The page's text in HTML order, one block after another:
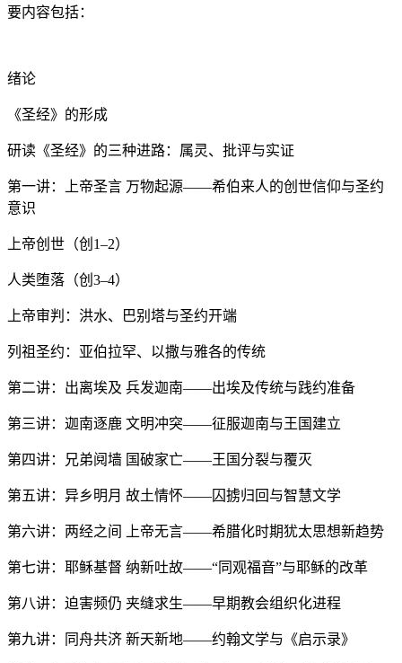
要内容包括：
绪论
《圣经》的形成
研读《圣经》的三种进路：属灵、批评与实证
第一讲：上帝圣言 万物起源——希伯来人的创世信仰与圣约
意识
上帝创世（创1–2）
人类堕落（创3–4）
上帝审判：洪水、巴别塔与圣约开端
列祖圣约：亚伯拉罕、以撒与雅各的传统
第二讲：出离埃及 兵发迦南——出埃及传统与践约准备
第三讲：迦南逐鹿 文明冲突——征服迦南与王国建立
第四讲：兄弟阋墙 国破家亡——王国分裂与覆灭
第五讲：异乡明月 故土情怀——囚掳归回与智慧文学
第六讲：两经之间 上帝无言——希腊化时期犹太思想新趋势
第七讲：耶稣基督 纳新吐故——“同观福音”与耶稣的改革
第八讲：迫害频仍 夹缝求生——早期教会组织化进程
第九讲：同舟共济 新天新地——约翰文学与《启示录》